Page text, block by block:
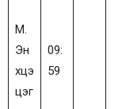
М.
Эн
хцэ
цэг
09:
59